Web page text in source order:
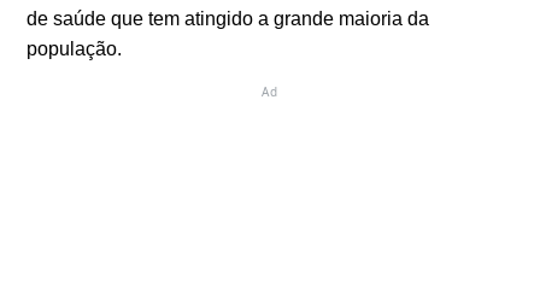
de saúde que tem atingido a grande maioria da
população.
Ad